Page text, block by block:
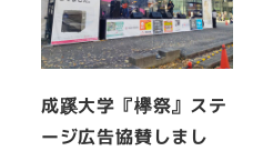
成蹊大学『欅祭』ステ
ージ広告協賛しまし